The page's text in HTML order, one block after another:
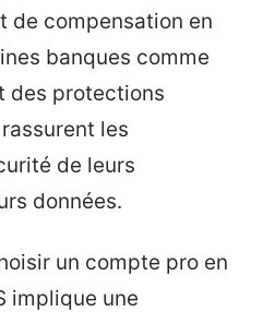
de compensation en
banques comme
des protections
les
de leurs
données.
un compte pro en
implique une